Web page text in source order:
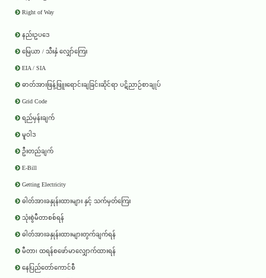
Right of Way
နည်းဥပဒေ
မြေယာ / သီးနှံ လျှော်ကြေး
EIA / SIA
ဓာတ်အားဖြန့်ဖြူးရောင်းချခြင်းဆိုင်ရာ ပဋိညာဉ်စာချုပ်
Grid Code
ရည်မှန်းချက်
မူဝါဒ
ဦးတည်ချက်
E-Bill
Getting Electricity
ဓါတ်အားခနှုန်းထားများ နှင့် သက်မှတ်ကြေး
သုံးစွဲမီတာစစ်ရန်
ဓါတ်အားခနှုန်းထားများတွက်ချက်ရန်
မီတာ၊ ထရန်စဖော်မာလျှောက်ထားရန်
နေပြည်တော်ကောင်စီ